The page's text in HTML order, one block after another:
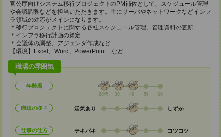
官公庁向けシステム移行プロジェクトのPM補佐として、スケジュール管理
や会議調整などを担当いただきます。主にサーバやネットワークなどインフ
ラ領域の対応がメインになります。
＊移行プロジェクトに関する各社スケジュール管理、管理資料の更新
＊インフラ移行計画の策定
＊会議体の調整、アジェンダ作成など
【環境】Excel、Word、PowerPoint など
職場の雰囲気
年齢層
20代 30 40 50 60
職場の様子 活気あり しずか
仕事の仕方 テキパキ コツコツ